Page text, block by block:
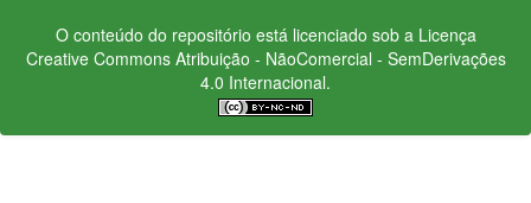
O conteúdo do repositório está licenciado sob a Licença
Creative CommonsAtribuição - NãoComercial - SemDerivações
4.0 Internacional.